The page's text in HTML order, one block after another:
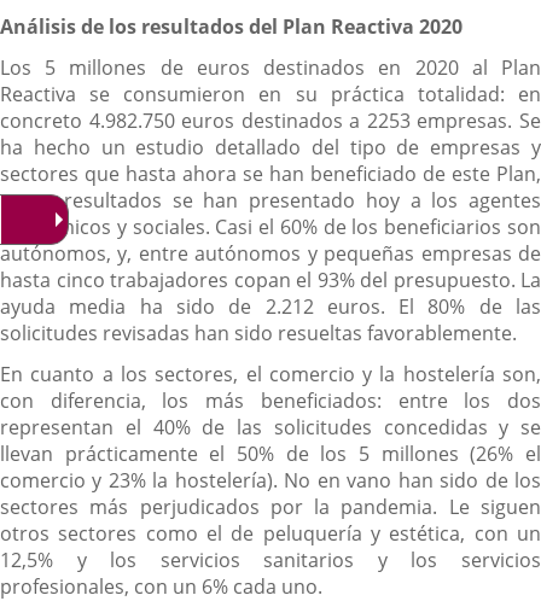
Análisis de los resultados del Plan Reactiva 2020
Los 5 millones de euros destinados en 2020 al Plan
Reactiva se consumieron en su práctica totalidad: en
concreto 4.982.750 euros destinados a 2253 empresas. Se
ha hecho un estudio detallado del tipo de empresas y
sectores que hasta ahora se han beneficiado de este Plan,
cuyos resultados se han presentado hoy a los agentes
económicos y sociales. Casi el 60% de los beneficiarios son
autónomos, y, entre autónomos y pequeñas empresas de
hasta cinco trabajadores copan el 93% del presupuesto. La
ayuda media ha sido de 2.212 euros. El 80% de las
solicitudes revisadas han sido resueltas favorablemente.
En cuanto a los sectores, el comercio y la hostelería son,
con diferencia, los más beneficiados: entre los dos
representan el 40% de las solicitudes concedidas y se
llevan prácticamente el 50% de los 5 millones (26% el
comercio y 23% la hostelería). No en vano han sido de los
sectores más perjudicados por la pandemia. Le siguen
otros sectores como el de peluquería y estética, con un
12,5% y los servicios sanitarios y los servicios
profesionales, con un 6% cada uno.